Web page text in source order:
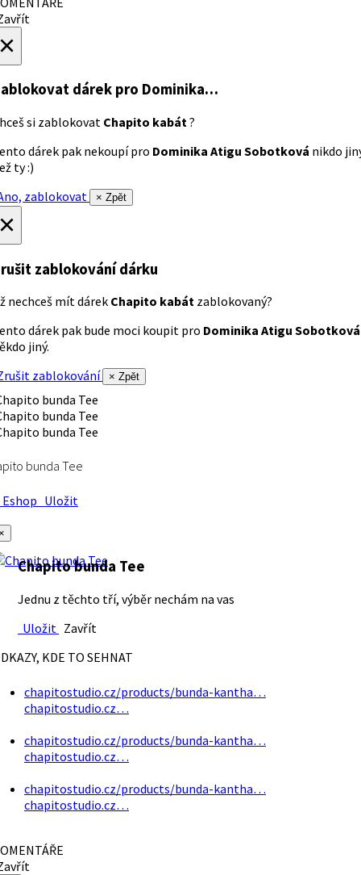
dárek pro Dominika…
si zablokovat Chapito kabát ?
dárek pak nekoupí pro Dominika Atigu Sobotková nikdo
ty :)
zablokovat
× Zpět
zablokování dárku
nechceš mít dárek Chapito kabát zablokovaný?
dárek pak bude moci koupit pro Dominika Atigu Sobotková
jiný.
zablokování
× Zpět
bunda Tee
Uložit
Chapito bunda Tee
Jednu z těchto tří, výběr nechám na vas
Uložit Zavřít
KDE TO SEHNAT
chapitostudio.cz/products/bunda-kantha…
chapitostudio.cz…
chapitostudio.cz/products/bunda-kantha…
chapitostudio.cz…
chapitostudio.cz/products/bunda-kantha…
chapitostudio.cz…